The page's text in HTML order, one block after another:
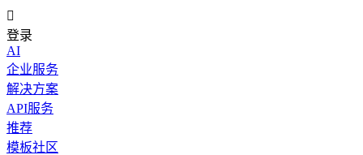

登录
AI
企业服务
解决方案
API服务
推荐
模板社区